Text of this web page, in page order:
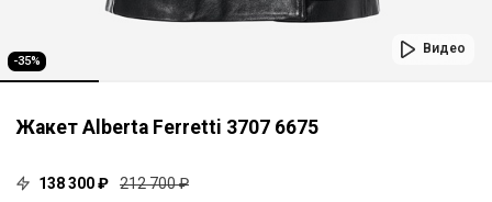
-35%
Видео
Жакет Alberta Ferretti 3707 6675
138 300 ₽ 212 700 ₽